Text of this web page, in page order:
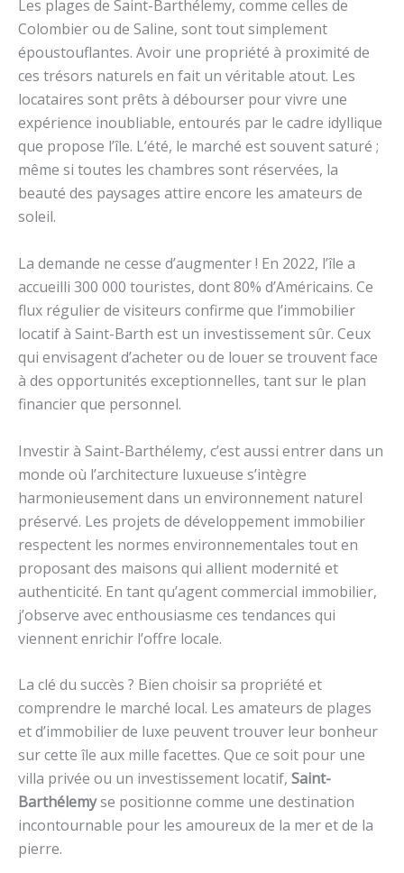
Les plages de Saint-Barthélemy, comme celles de
Colombier ou de Saline, sont tout simplement
époustouflantes. Avoir une propriété à proximité de
ces trésors naturels en fait un véritable atout. Les
locataires sont prêts à débourser pour vivre une
expérience inoubliable, entourés par le cadre idyllique
que propose l’île. L’été, le marché est souvent saturé ;
même si toutes les chambres sont réservées, la
beauté des paysages attire encore les amateurs de
soleil.
La demande ne cesse d’augmenter ! En 2022, l’île a
accueilli 300 000 touristes, dont 80% d’Américains. Ce
flux régulier de visiteurs confirme que l’immobilier
locatif à Saint-Barth est un investissement sûr. Ceux
qui envisagent d’acheter ou de louer se trouvent face
à des opportunités exceptionnelles, tant sur le plan
financier que personnel.
Investir à Saint-Barthélemy, c’est aussi entrer dans un
monde où l’architecture luxueuse s’intègre
harmonieusement dans un environnement naturel
préservé. Les projets de développement immobilier
respectent les normes environnementales tout en
proposant des maisons qui allient modernité et
authenticité. En tant qu’agent commercial immobilier,
j’observe avec enthousiasme ces tendances qui
viennent enrichir l’offre locale.
La clé du succès ? Bien choisir sa propriété et
comprendre le marché local. Les amateurs de plages
et d’immobilier de luxe peuvent trouver leur bonheur
sur cette île aux mille facettes. Que ce soit pour une
villa privée ou un investissement locatif, Saint-
Barthélemyse positionne comme une destination
incontournable pour les amoureux de la mer et de la
pierre.